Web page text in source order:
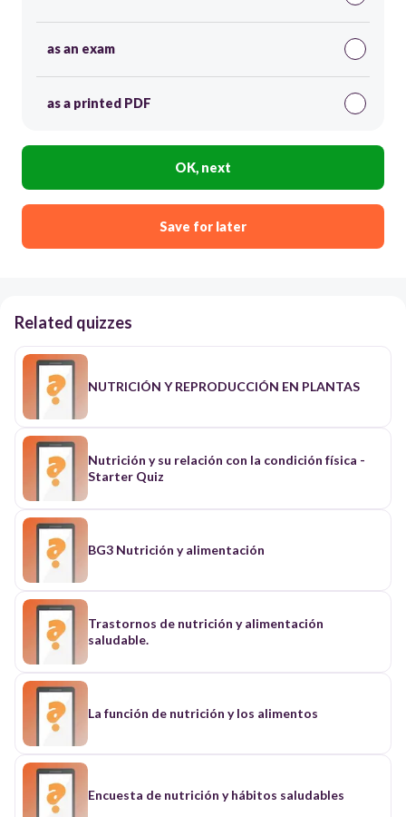
as an exam
as a printed PDF
OK, next
Save for later
Related quizzes
NUTRICIÓN Y REPRODUCCIÓN EN PLANTAS
Nutrición y su relación con la condición física -
Starter Quiz
BG3 Nutrición y alimentación
Trastornos de nutrición y alimentación
saludable.
La función de nutrición y los alimentos
Encuesta de nutrición y hábitos saludables